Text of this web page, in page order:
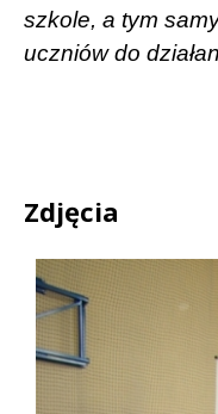
szkole, a tym
uczniów do
Zdjęcia